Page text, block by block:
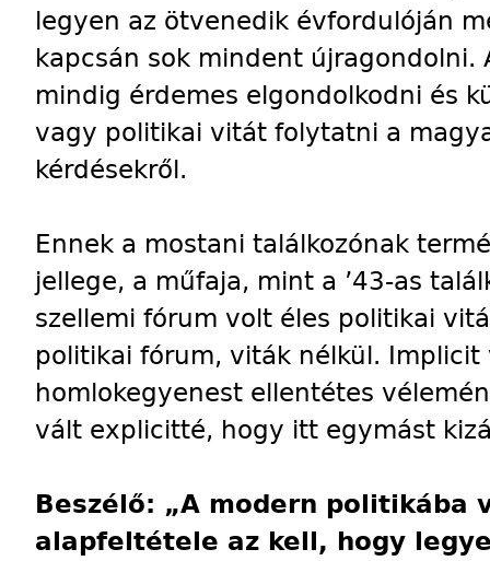
legyen az ötvenedik évfordulóján
kapcsán sok mindent újragondolni.
mindig érdemes elgondolkodni és
vagy politikai vitát folytatni a
kérdésekről.
Ennek a mostani találkozónak
jellege, a műfaja, mint a ’43-as
szellemi fórum volt éles politikai
politikai fórum, viták nélkül.
homlokegyenest ellentétes
vált explicitté, hogy itt egymást
Beszélő: „A modern politikába
alapfeltétele az kell, hogy